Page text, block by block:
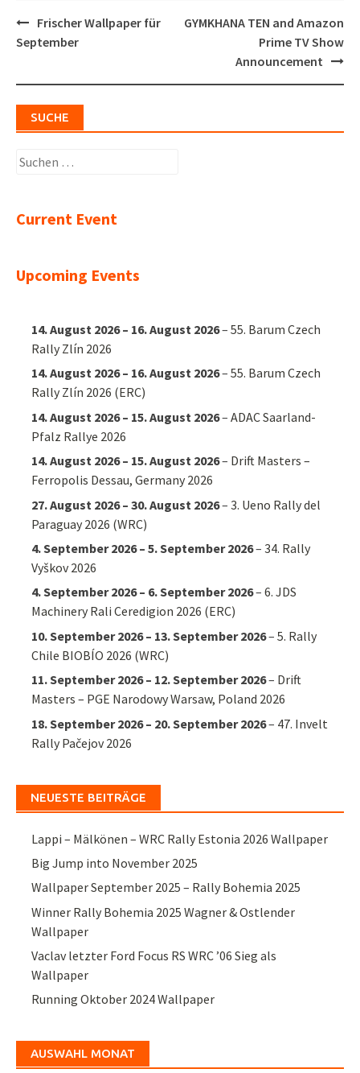
Post
navigation
Frischer Wallpaper für
September
GYMKHANA TEN and Amazon
Prime TV Show
Announcement
SUCHE
Suchen
Current Event
Upcoming Events
14. August 2026– 16. August 2026–55. Barum Czech
Rally Zlín 2026
14. August 2026– 16. August 2026–55. Barum Czech
Rally Zlín 2026 (ERC)
14. August 2026– 15. August 2026–ADAC Saarland-
Pfalz Rallye 2026
14. August 2026– 15. August 2026– Drift Masters –
Ferropolis Dessau, Germany 2026
27. August 2026– 30. August 2026–3. Ueno Rally del
Paraguay 2026 (WRC)
4. September 2026– 5. September 2026–34. Rally
Vyškov 2026
4. September 2026– 6. September 2026–6. JDS
Machinery Rali Ceredigion 2026 (ERC)
10. September 2026– 13. September 2026–5. Rally
Chile BIOBÍO 2026 (WRC)
11. September 2026– 12. September 2026– Drift
Masters – PGE Narodowy Warsaw, Poland 2026
18. September 2026– 20. September 2026– 47. Invelt
Rally Pačejov 2026
NEUESTE BEITRÄGE
Lappi – Mälkönen – WRC Rally Estonia 2026 Wallpaper
Big Jump into November 2025
Wallpaper September 2025 – Rally Bohemia 2025
Winner Rally Bohemia 2025 Wagner & Ostlender
Wallpaper
Vaclav letzter Ford Focus RS WRC ’06 Sieg als
Wallpaper
Running Oktober 2024 Wallpaper
AUSWAHL MONAT